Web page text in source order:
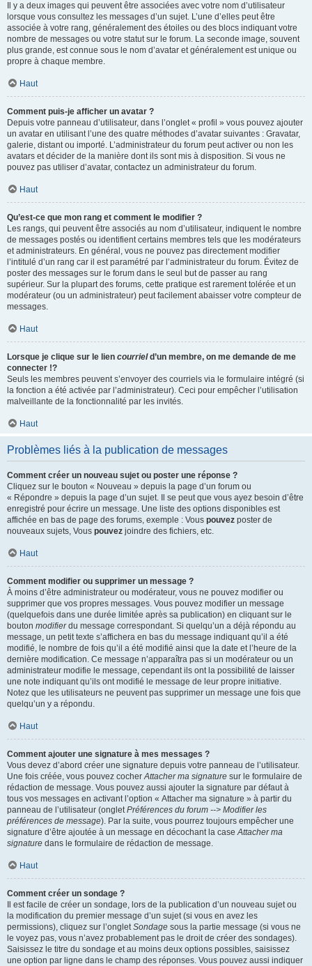
Il y a deux images qui peuvent être associées avec votre nom d’utilisateur
lorsque vous consultez les messages d’un sujet. L’une d’elles peut être
associée à votre rang, généralement des étoiles ou des blocs indiquant votre
nombre de messages ou votre statut sur le forum. La seconde image, souvent
plus grande, est connue sous le nom d’avatar et généralement est unique ou
propre à chaque membre.
Haut
Comment puis-je afficher un avatar ?
Depuis votre panneau d’utilisateur, dans l’onglet « profil » vous pouvez ajouter
un avatar en utilisant l’une des quatre méthodes d’avatar suivantes : Gravatar,
galerie, distant ou importé. L’administrateur du forum peut activer ou non les
avatars et décider de la manière dont ils sont mis à disposition. Si vous ne
pouvez pas utiliser d’avatar, contactez un administrateur du forum.
Haut
Qu’est-ce que mon rang et comment le modifier ?
Les rangs, qui peuvent être associés au nom d’utilisateur, indiquent le nombre
de messages postés ou identifient certains membres tels que les modérateurs
et administrateurs. En général, vous ne pouvez pas directement modifier
l’intitulé d’un rang car il est paramétré par l’administrateur du forum. Évitez de
poster des messages sur le forum dans le seul but de passer au rang
supérieur. Sur la plupart des forums, cette pratique est rarement tolérée et un
modérateur (ou un administrateur) peut facilement abaisser votre compteur de
messages.
Haut
Lorsque je clique sur le lien courrield’un membre, on me demande de me
connecter !?
Seuls les membres peuvent s’envoyer des courriels via le formulaire intégré (si
la fonction a été activée par l’administrateur). Ceci pour empêcher l’utilisation
malveillante de la fonctionnalité par les invités.
Haut
Problèmes liés à la publication de messages
Comment créer un nouveau sujet ou poster une réponse ?
Cliquez sur le bouton « Nouveau » depuis la page d’un forum ou
« Répondre » depuis la page d’un sujet. Il se peut que vous ayez besoin d’être
enregistré pour écrire un message. Une liste des options disponibles est
affichée en bas de page des forums, exemple : Vous pouvez poster de
nouveaux sujets, Vous pouvez joindre des fichiers, etc.
Haut
Comment modifier ou supprimer un message ?
À moins d’être administrateur ou modérateur, vous ne pouvez modifier ou
supprimer que vos propres messages. Vous pouvez modifier un message
(quelquefois dans une durée limitée après sa publication) en cliquant sur le
bouton modifierdu message correspondant. Si quelqu’un a déjà répondu au
message, un petit texte s’affichera en bas du message indiquant qu’il a été
modifié, le nombre de fois qu’il a été modifié ainsi que la date et l’heure de la
dernière modification. Ce message n’apparaîtra pas si un modérateur ou un
administrateur modifie le message, cependant ils ont la possibilité de laisser
une note indiquant qu’ils ont modifié le message de leur propre initiative.
Notez que les utilisateurs ne peuvent pas supprimer un message une fois que
quelqu’un y a répondu.
Haut
Comment ajouter une signature à mes messages ?
Vous devez d’abord créer une signature depuis votre panneau de l’utilisateur.
Une fois créée, vous pouvez cocherAttacher ma signature sur le formulaire de
rédaction de message. Vous pouvez aussi ajouter la signature par défaut à
tous vos messages en activant l’option « Attacher ma signature » à partir du
panneau de l’utilisateur (ongletPréférences du forum --> Modifier les
préférences de message). Par la suite, vous pourrez toujours empêcher une
signature d’être ajoutée à un message en décochant la caseAttacher ma
signature dans le formulaire de rédaction de message.
Haut
Comment créer un sondage ?
Il est facile de créer un sondage, lors de la publication d’un nouveau sujet ou
la modification du premier message d’un sujet (si vous en avez les
permissions), cliquez sur l’ongletSondage sous la partie message (si vous ne
le voyez pas, vous n’avez probablement pas le droit de créer des sondages).
Saisissez le titre du sondage et au moins deux options possibles, saisissez
une option par ligne dans le champ des réponses. Vous pouvez aussi indiquer